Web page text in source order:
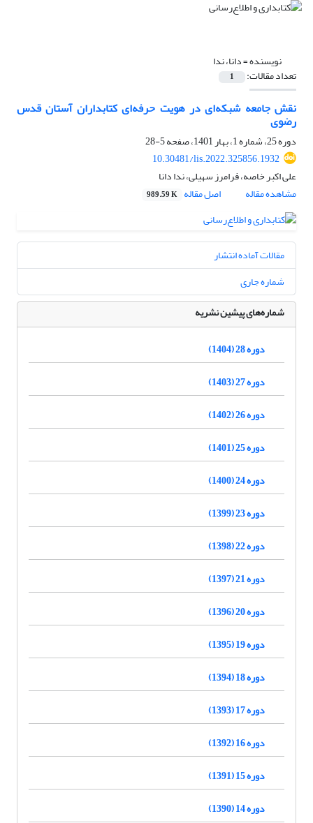
نویسنده =دانا، ندا
تعداد مقالات: 1
نقش جامعه شبکه‌ای در هویت حرفه‌ای کتابداران آستان قدس
رضوی
دوره 25، شماره 1، بهار 1401، صفحه
5-28
10.30481/lis.2022.325856.1932
علی اکبر خاصه، فرامرز سهیلی، ندا دانا
مشاهده مقاله
اصل مقاله 989.59 K
مقالات آماده انتشار
شماره جاری
شماره‌های پیشین نشریه
دوره 28 (1404)
دوره 27 (1403)
دوره 26 (1402)
دوره 25 (1401)
دوره 24 (1400)
دوره 23 (1399)
دوره 22 (1398)
دوره 21 (1397)
دوره 20 (1396)
دوره 19 (1395)
دوره 18 (1394)
دوره 17 (1393)
دوره 16 (1392)
دوره 15 (1391)
دوره 14 (1390)